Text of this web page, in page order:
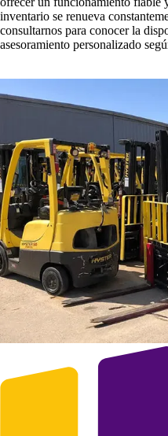
inventario se renueva
consultarnos para conocer la
asesoramiento personalizado